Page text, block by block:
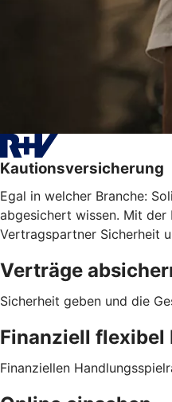
Kautionsversicherung
Egal in welcher Branche:
abgesichert wissen. Mit der
Vertragspartner Sicherheit
Verträge
Sicherheit geben und die
Finanziell flexibel
Finanziellen